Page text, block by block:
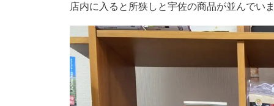
店内に入ると所狭しと宇佐の商品が並んでい